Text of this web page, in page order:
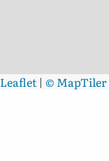
Leaflet | © MapTiler